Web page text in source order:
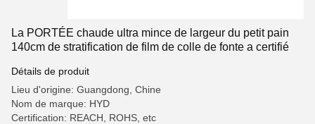
La PORTÉE chaude ultra mince de largeur du petit pain
140cm de stratification de film de colle de fonte a certifié
Détails de produit
Lieu d'origine: Guangdong, Chine
Nom de marque: HYD
Certification: REACH, ROHS, etc